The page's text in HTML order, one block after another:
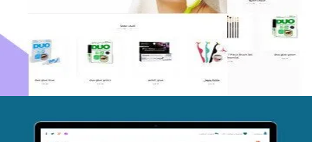
التفاصيل